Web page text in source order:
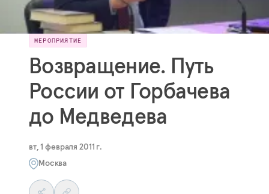
МЕРОПРИЯТИЕ
Возвращение. Путь
России от Горбачева
до Медведева
вт, 1 февраля 2011 г.
Москва